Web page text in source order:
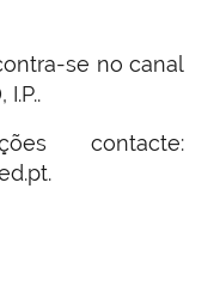
se no canal
contacte: